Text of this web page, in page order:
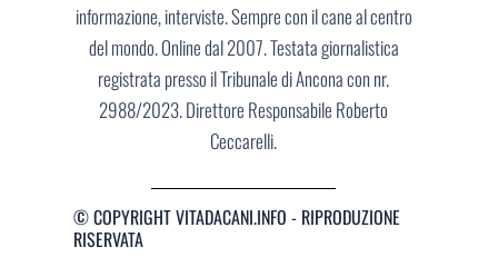
informazione, interviste. Sempre con il cane al centro
del mondo. Online dal 2007. Testata giornalistica
registrata presso il Tribunale di Ancona con nr.
2988/2023. Direttore Responsabile Roberto
Ceccarelli.
© COPYRIGHT VITADACANI.INFO - RIPRODUZIONE
RISERVATA